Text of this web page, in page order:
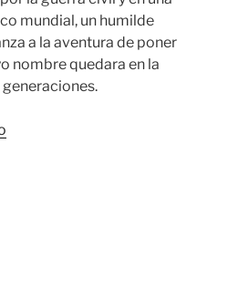
mundial, un humilde
a la aventura de poner
nombre quedara en la
«Geyper: